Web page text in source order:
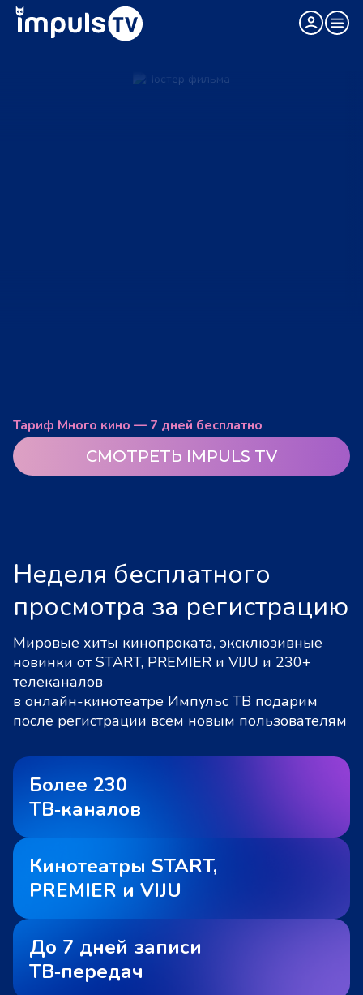
Тариф Много кино — 7 дней бесплатно
СМОТРЕТЬ IMPULS TV
Неделя бесплатного
просмотра за регистрацию
Мировые хиты кинопроката, эксклюзивные
новинки от START, PREMIER и VIJU и 230+
телеканалов
в онлайн-кинотеатре Импульс ТВ подарим
после регистрации всем новым пользователям
Более 230
ТВ‑каналов
Кинотеатры START,
PREMIER и VIJU
До 7 дней записи
ТВ‑передач